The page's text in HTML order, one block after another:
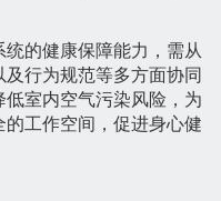
的健康保障能力，需从
行为规范等多方面协同
室内空气污染风险，为
工作空间，促进身心健